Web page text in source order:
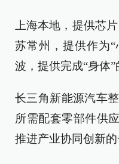
上海本地，提供芯
苏常州，提供作为
波，提供完成“身
长三角新能源汽车
所需配套零部件供
推进产业协同创新的